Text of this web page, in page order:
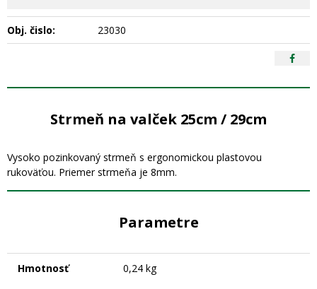
Obj. čislo: 23030
Strmeň na valček 25cm / 29cm
Vysoko pozinkovaný strmeň s ergonomickou plastovou
rukoväťou. Priemer strmeňa je 8mm.
Parametre
Hmotnosť 0,24 kg